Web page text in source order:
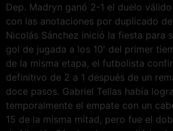
Dep. Madryn ganó 2-1 el duelo
con las anotaciones por duplicado
Nicolás Sánchez inició la fiesta para
gol de jugada a los 10′ del primer
de la misma etapa, el futbolista
definitivo de 2 a 1 después de un
doce pasos. Gabriel Tellas había
temporalmente el empate con un
15 de la misma mitad, pero fue el